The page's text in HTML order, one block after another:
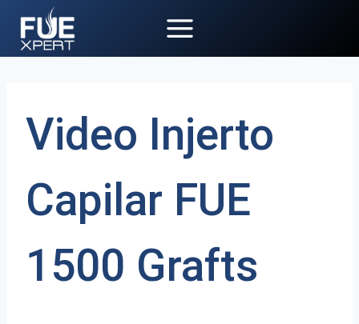
contenido
Video Injerto
Capilar FUE
1500 Grafts